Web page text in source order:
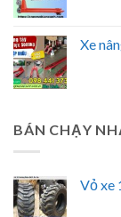
Xe
BÁN CHẠY
Vỏ xe